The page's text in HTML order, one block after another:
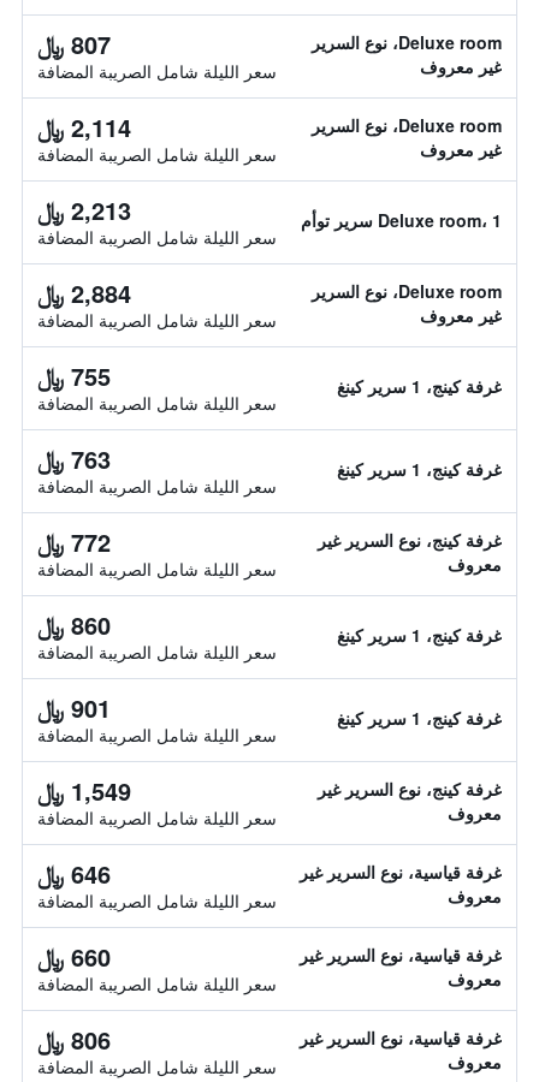
Deluxe room، نوع السرير
غير معروف
807 ﷼
سعر الليلة شامل الصريبة المضافة
Deluxe room، نوع السرير
غير معروف
2,114 ﷼
سعر الليلة شامل الصريبة المضافة
Deluxe room، 1 سرير توأم 2,213 ﷼
سعر الليلة شامل الصريبة المضافة
Deluxe room، نوع السرير
غير معروف
2,884 ﷼
سعر الليلة شامل الصريبة المضافة
غرفة كينج، 1 سرير كينغ 755 ﷼
سعر الليلة شامل الصريبة المضافة
غرفة كينج، 1 سرير كينغ 763 ﷼
سعر الليلة شامل الصريبة المضافة
غرفة كينج، نوع السرير غير
معروف
772 ﷼
سعر الليلة شامل الصريبة المضافة
غرفة كينج، 1 سرير كينغ 860 ﷼
سعر الليلة شامل الصريبة المضافة
غرفة كينج، 1 سرير كينغ 901 ﷼
سعر الليلة شامل الصريبة المضافة
غرفة كينج، نوع السرير غير
معروف
1,549 ﷼
سعر الليلة شامل الصريبة المضافة
غرفة قياسية، نوع السرير غير
معروف
646 ﷼
سعر الليلة شامل الصريبة المضافة
غرفة قياسية، نوع السرير غير
معروف
660 ﷼
سعر الليلة شامل الصريبة المضافة
غرفة قياسية، نوع السرير غير
معروف
806 ﷼
سعر الليلة شامل الصريبة المضافة